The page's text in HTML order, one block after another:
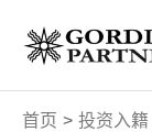
容
首页 投资入籍